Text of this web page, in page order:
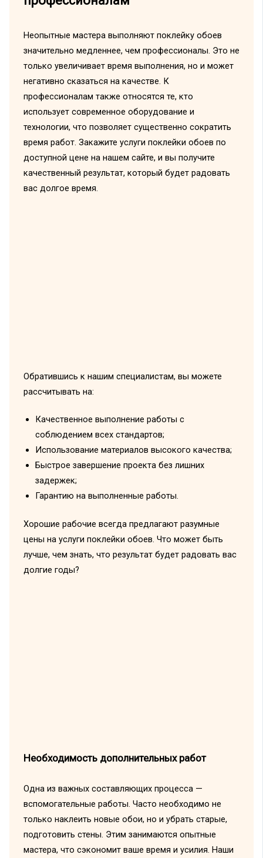
Неопытные мастера выполняют поклейку обоев
значительно медленнее, чем профессионалы. Это не
только увеличивает время выполнения, но и может
негативно сказаться на качестве. К
профессионалам также относятся те, кто
использует современное оборудование и
технологии, что позволяет существенно сократить
время работ. Закажите услуги поклейки обоев по
доступной цене на нашем сайте, и вы получите
качественный результат, который будет радовать
вас долгое время.
Обратившись к нашим специалистам, вы можете
рассчитывать на:
Качественное выполнение работы с
соблюдением всех стандартов;
Использование материалов высокого качества;
Быстрое завершение проекта без лишних
задержек;
Гарантию на выполненные работы.
Хорошие рабочие всегда предлагают разумные
цены на услуги поклейки обоев. Что может быть
лучше, чем знать, что результат будет радовать вас
долгие годы?
Необходимость дополнительных работ
Одна из важных составляющих процесса —
вспомогательные работы. Часто необходимо не
только наклеить новые обои, но и убрать старые,
подготовить стены. Этим занимаются опытные
мастера, что сэкономит ваше время и усилия. Наши